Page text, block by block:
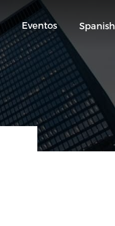
Eventos Spanish